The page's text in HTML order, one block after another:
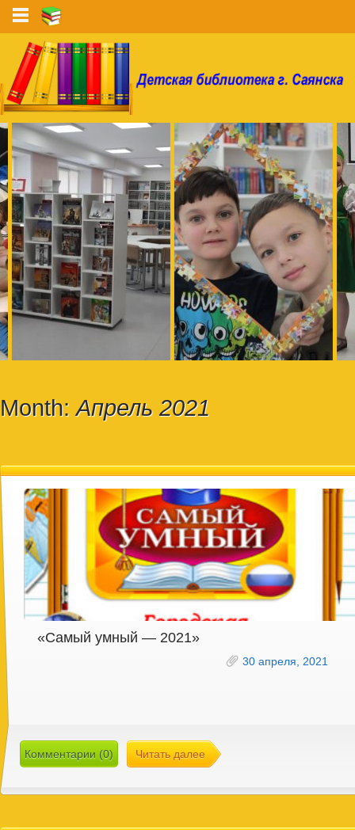
Month:Апрель 2021
«Самый умный — 2021»
30 апреля, 2021
Комментарии (0) Читать далее